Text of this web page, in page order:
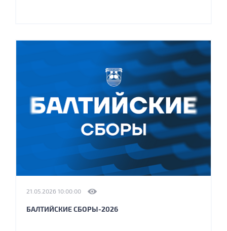
21.05.2026 10:00:00
БАЛТИЙСКИЕ СБОРЫ-2026